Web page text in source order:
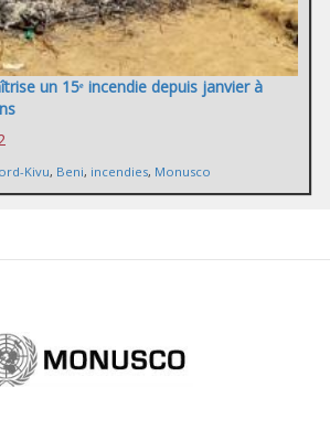
un 15ᵉ incendie depuis janvier à
Kivu, Beni, incendies, Monusco